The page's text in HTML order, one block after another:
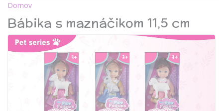
Domov
Bábika s maznáčikom 11,5 cm